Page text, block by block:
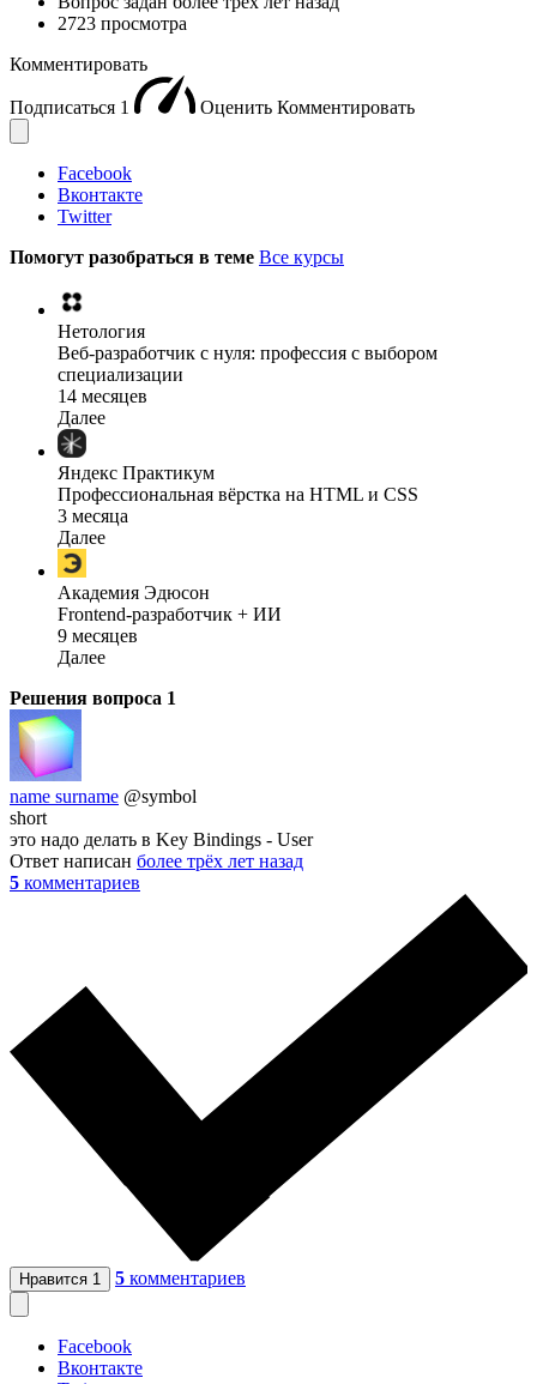
2723 просмотра
Комментировать
Подписаться 1 Оценить Комментировать
Facebook
Вконтакте
Twitter
Помогут разобраться в теме Все курсы
Нетология
Веб-разработчик с нуля: профессия с выбором
специализации
14 месяцев
Далее
Яндекс Практикум
Профессиональная вёрстка на HTML и CSS
3 месяца
Далее
Академия Эдюсон
Frontend-разработчик + ИИ
9 месяцев
Далее
Решения вопроса 1
name surname @symbol
short
это надо делать в Key Bindings - User
Ответ написан более трёх лет назад
5 комментариев
Нравится 1 5 комментариев
Facebook
Вконтакте